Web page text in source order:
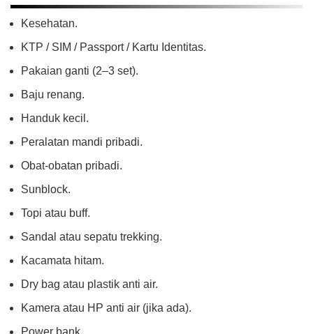
Kesehatan.
KTP / SIM / Passport / Kartu Identitas.
Pakaian ganti (2–3 set).
Baju renang.
Handuk kecil.
Peralatan mandi pribadi.
Obat-obatan pribadi.
Sunblock.
Topi atau buff.
Sandal atau sepatu trekking.
Kacamata hitam.
Dry bag atau plastik anti air.
Kamera atau HP anti air (jika ada).
Power bank.